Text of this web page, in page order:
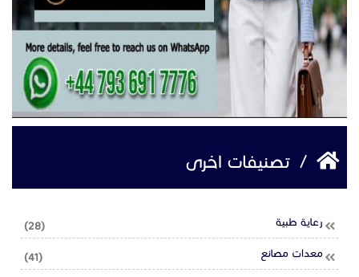
/ تصنيفات اخرى
(28) رعاية طبية
(41) معدات مصانع